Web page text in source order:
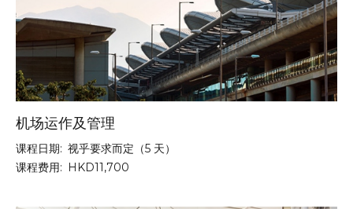
机场运作及管理
课程日期: 视乎要求而定（5 天）
课程费用: HKD11,700